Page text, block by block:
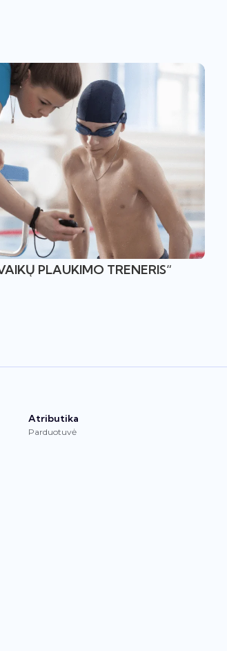
PLAUKIMO TRENERIS“
Atributika
Parduotuvė